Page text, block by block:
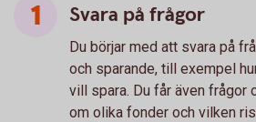
Svara på frågor
Du börjar med att svara på
och sparande, till exempel
vill spara. Du får även frågor
om olika fonder och vilken